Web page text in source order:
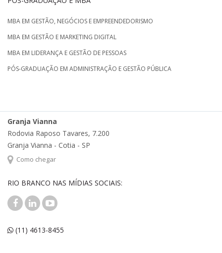
MBA EM GESTÃO, NEGÓCIOS E EMPREENDEDORISMO
MBA EM GESTÃO E MARKETING DIGITAL
MBA EM LIDERANÇA E GESTÃO DE PESSOAS
PÓS-GRADUAÇÃO EM ADMINISTRAÇÃO E GESTÃO PÚBLICA
Granja Vianna
Rodovia Raposo Tavares, 7.200
Granja Vianna - Cotia - SP
Como chegar
RIO BRANCO NAS MÍDIAS SOCIAIS:
(11) 4613-8455